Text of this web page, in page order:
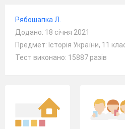
Рябошапка Л.
Додано: 18 січня 2021
Предмет: Історія України, 11
Тест виконано: 15887 разів